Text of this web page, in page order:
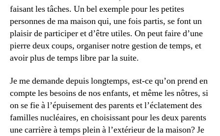
faisant les tâches. Un bel exemple pour les petites
personnes de ma maison qui, une fois partis, se font un
plaisir de participer et d’être utiles. On peut faire d’une
pierre deux coups, organiser notre gestion de temps, et
avoir plus de temps libre par la suite.
Je me demande depuis longtemps, est-ce qu’on prend en
compte les besoins de nos enfants, et même les nôtres, si
on se fie à l’épuisement des parents et l’éclatement des
familles nucléaires, en choisissant pour les deux parents
une carrière à temps plein à l’extérieur de la maison? Je